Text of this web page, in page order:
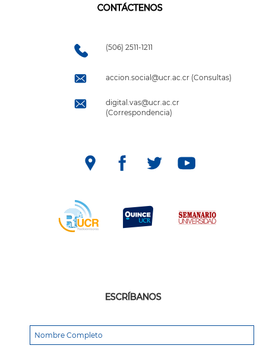
CONTÁCTENOS
(506) 2511-1211
accion.social@ucr.ac.cr (Consultas)
digital.vas@ucr.ac.cr
(Correspondencia)
ESCRÍBANOS